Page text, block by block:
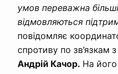
умов переважна
відмовляються
повідомляє
спротиву по зв’язкам
Андрій Качор. На